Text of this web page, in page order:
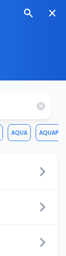
AQUA